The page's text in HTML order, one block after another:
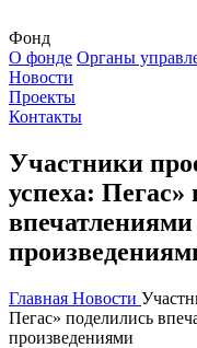
Фонд
О фонде Органы
Новости
Проекты
Контакты
Участники
успеха: Пегас»
Главная Новости
Пегас» поделились
произведениями